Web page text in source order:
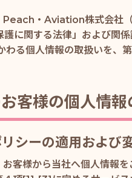
・Aviation株式会社
に関する法律」および関
わる個人情報の取扱いを、
客様の個人情報
シーの適用および
客様から当社へ個人情報